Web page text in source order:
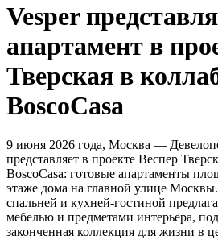
Vesper
апартамент в
Тверская в
BoscoCasa
9 июня 2026 года, Москва —
представляет в проекте Веспер
BoscoCasa: готовые апартаменты
этаже дома на главной улице
спальней и кухней-гостиной
мебелью и предметами интерьера,
законченная коллекция для жизни в